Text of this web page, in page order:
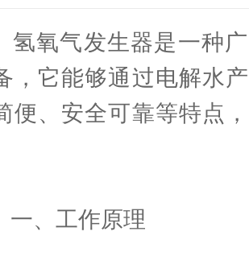
气发生器是一种广
，它能够通过电解水
便、安全可靠等特点
、工作原理